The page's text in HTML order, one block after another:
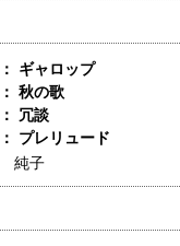
ギャロップ
秋の歌
冗談
プレリュード
純子